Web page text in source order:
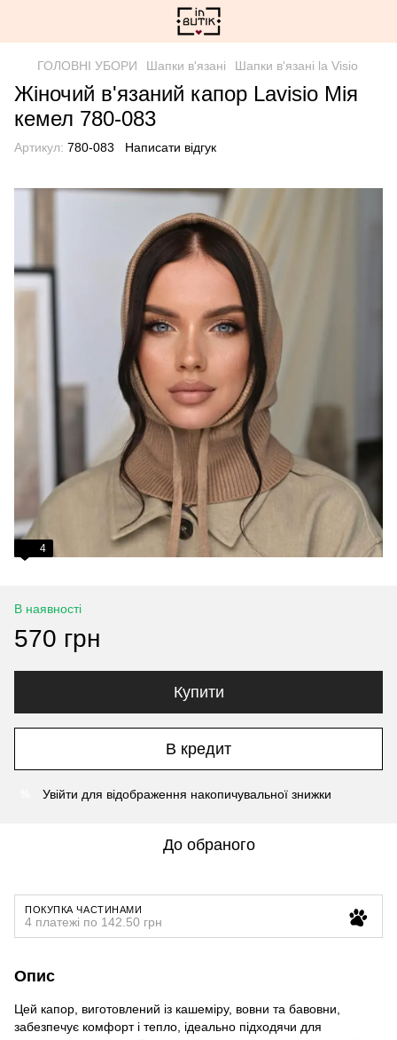
ГОЛОВНІ УБОРИ Шапки в'язані Шапки в'язані la Visio
Жіночий в'язаний капор Lavisio Мія
кемел 780-083
Артикул: 780-083 Написати відгук
4
В наявності
570 грн
Купити
В кредит
Увійти для відображення накопичувальної знижки
До обраного
ПОКУПКА ЧАСТИНАМИ
4 платежі по 142.50 грн
Опис
Цей капор, виготовлений із кашеміру, вовни та бавовни,
забезпечує комфорт і тепло, ідеально підходячи для